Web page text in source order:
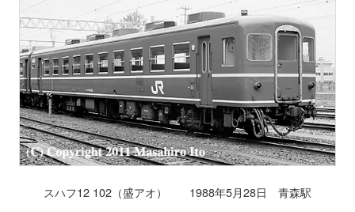
スハフ12 102（盛アオ） 1988年5月28日 青森駅